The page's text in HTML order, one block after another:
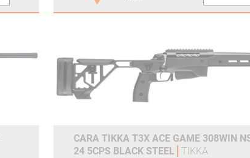
CARA TIKKA T3X ACE GAME 308WIN
24 5CPS BLACK STEEL
TIKKA